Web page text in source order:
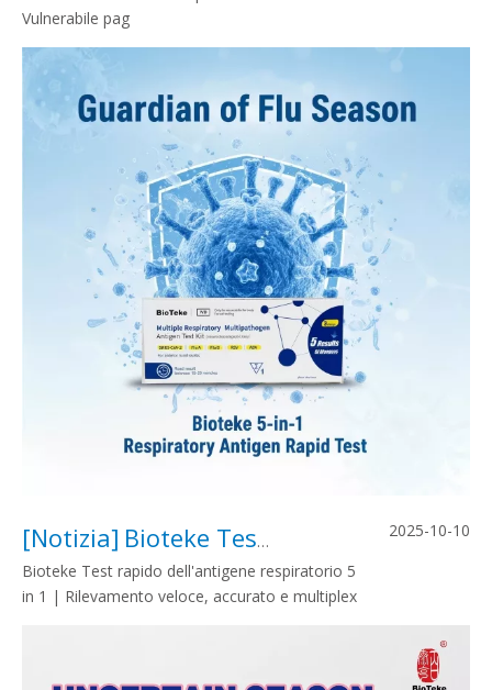
Vulnerabile pag
[Notizia] Bioteke Test rapido dell'antigene respiratorio 5 in 1 | Rilevamento veloce, accurato e multiplex
Bioteke Test rapido dell'antigene respiratorio 5
in 1 | Rilevamento veloce, accurato e multiplex
2025-10-10